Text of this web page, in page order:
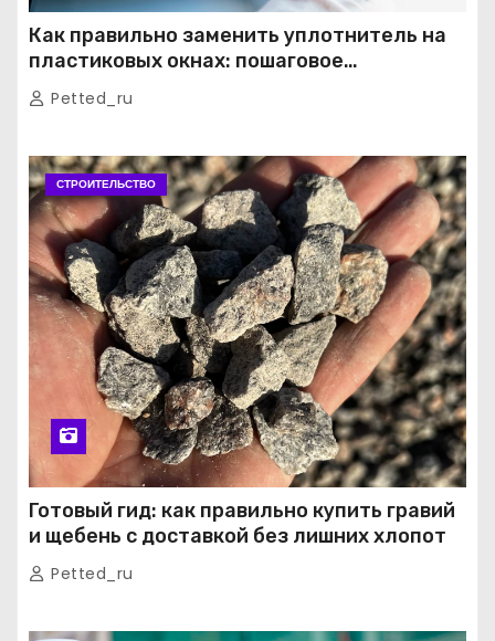
Как правильно заменить уплотнитель на
пластиковых окнах: пошаговое
руководство от экспертов
Petted_ru
СТРОИТЕЛЬСТВО
Готовый гид: как правильно купить гравий
и щебень с доставкой без лишних хлопот
Petted_ru